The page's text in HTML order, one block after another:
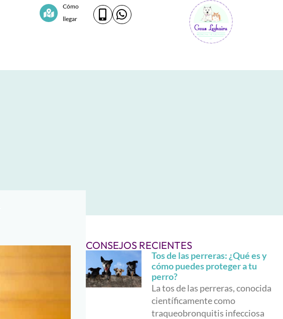
Cómo
llegar
CONSEJOS RECIENTES
Tos de las perreras: ¿Qué es y
cómo puedes proteger a tu
perro?
La tos de las perreras, conocida
científicamente como
traqueobronquitis infecciosa